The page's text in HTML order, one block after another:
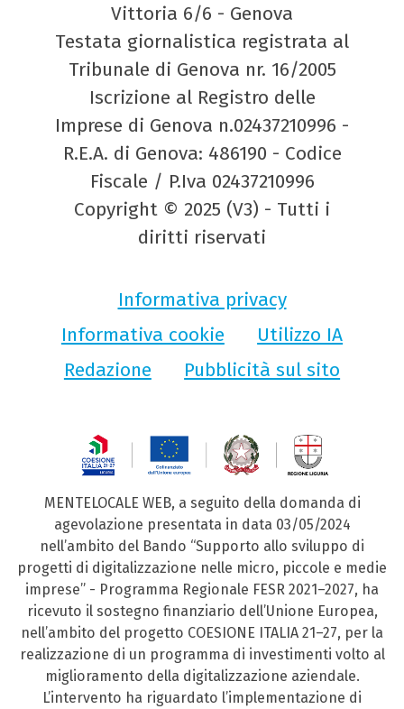
Vittoria 6/6 - Genova
Testata giornalistica registrata al
Tribunale di Genova nr. 16/2005
Iscrizione al Registro delle
Imprese di Genova n.02437210996 -
R.E.A. di Genova: 486190 - Codice
Fiscale / P.Iva 02437210996
Copyright © 2025 (V3) - Tutti i
diritti riservati
Informativa privacy
Informativa cookie
Utilizzo IA
Redazione
Pubblicità sul sito
MENTELOCALE WEB, a seguito della domanda di
agevolazione presentata in data 03/05/2024
nell’ambito del Bando “Supporto allo sviluppo di
progetti di digitalizzazione nelle micro, piccole e medie
imprese” - Programma Regionale FESR 2021–2027, ha
ricevuto il sostegno finanziario dell’Unione Europea,
nell’ambito del progetto COESIONE ITALIA 21–27, per la
realizzazione di un programma di investimenti volto al
miglioramento della digitalizzazione aziendale.
L’intervento ha riguardato l’implementazione di